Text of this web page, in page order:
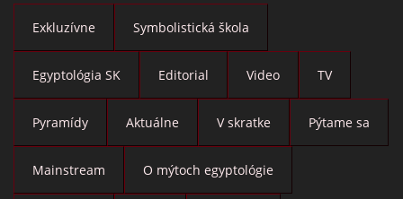
Exkluzívne Symbolistická škola
Egyptológia SK Editorial Video TV
Pyramídy Aktuálne V skratke Pýtame sa
Mainstream O mýtoch egyptológie